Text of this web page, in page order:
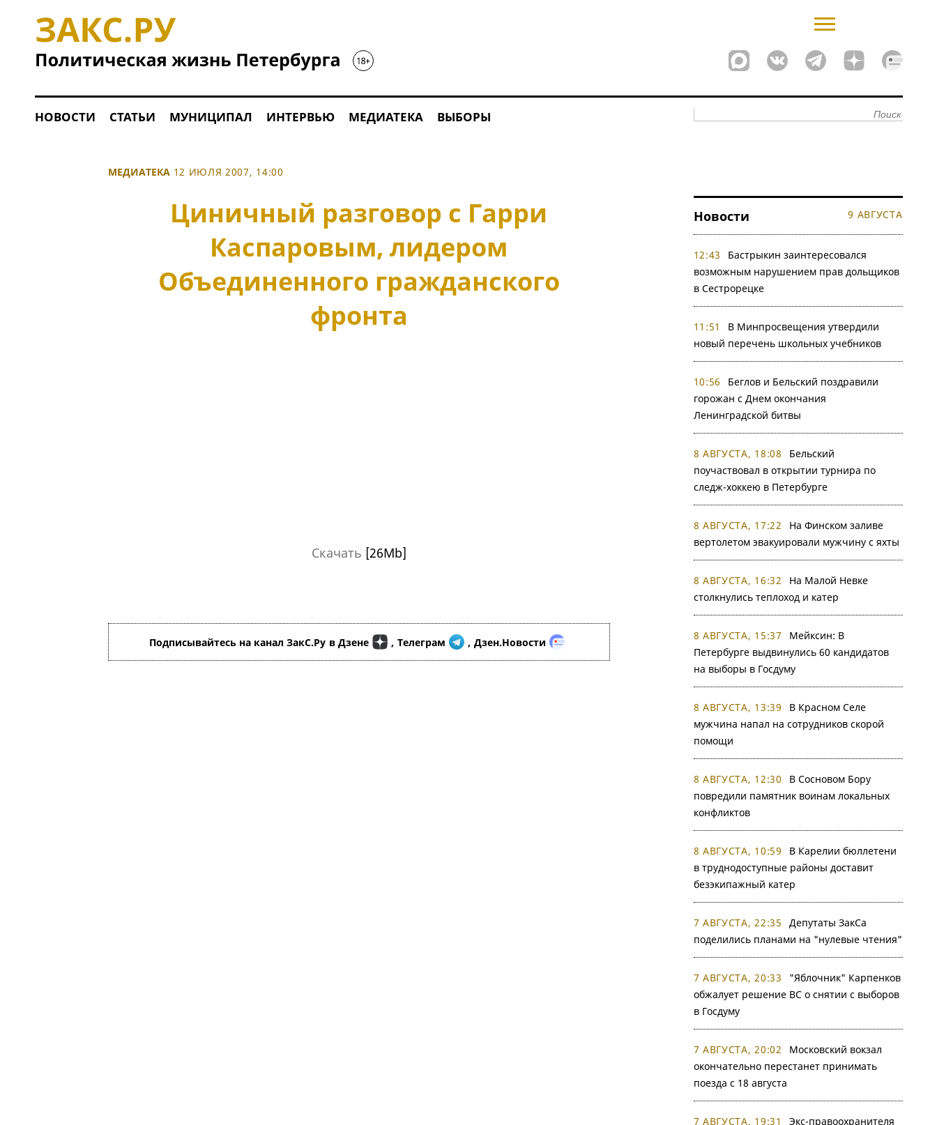
НОВОСТИ СТАТЬИ МУНИЦИПАЛ ИНТЕРВЬЮ МЕДИАТЕКА ВЫБОРЫ
МЕДИАТЕКА 12 ИЮЛЯ 2007, 14:00
Циничный разговор с Гарри
Каспаровым, лидером
Объединенного гражданского
фронта
Скачать [26Mb]
Подписывайтесь на канал ЗакС.Ру в Дзене , Телеграм , Дзен.Новости
Новости 9 АВГУСТА
12:43
Бастрыкин заинтересовался
возможным нарушением прав дольщиков
в Сестрорецке
11:51
В Минпросвещения утвердили
новый перечень школьных учебников
10:56
Беглов и Бельский поздравили
горожан с Днем окончания
Ленинградской битвы
8 АВГУСТА, 18:08
Бельский
поучаствовал в открытии турнира по
следж-хоккею в Петербурге
8 АВГУСТА, 17:22
На Финском заливе
вертолетом эвакуировали мужчину с яхты
8 АВГУСТА, 16:32
На Малой Невке
столкнулись теплоход и катер
8 АВГУСТА, 15:37
Мейксин: В
Петербурге выдвинулись 60 кандидатов
на выборы в Госдуму
8 АВГУСТА, 13:39
В Красном Селе
мужчина напал на сотрудников скорой
помощи
8 АВГУСТА, 12:30
В Сосновом Бору
повредили памятник воинам локальных
конфликтов
8 АВГУСТА, 10:59
В Карелии бюллетени
в труднодоступные районы доставит
безэкипажный катер
7 АВГУСТА, 22:35
Депутаты ЗакСа
поделились планами на "нулевые чтения"
7 АВГУСТА, 20:33
"Яблочник" Карпенков
обжалует решение ВС о снятии с выборов
в Госдуму
7 АВГУСТА, 20:02
Московский вокзал
окончательно перестанет принимать
поезда с 18 августа
7 АВГУСТА, 19:31
Экс-правоохранителя